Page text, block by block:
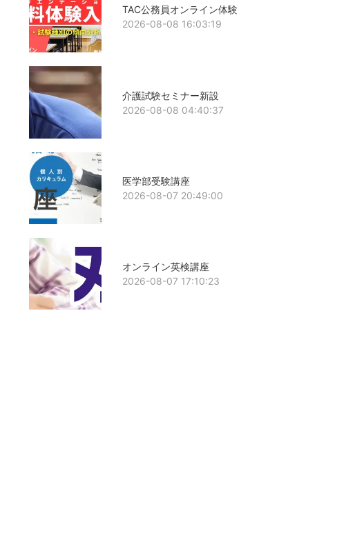
TAC公務員オンライン体験
2026-08-08 16:03:19
介護試験セミナー新設
2026-08-08 04:40:37
医学部受験講座
2026-08-07 20:49:00
オンライン英検講座
2026-08-07 17:10:23